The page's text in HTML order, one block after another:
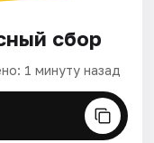
сбор
1 минуту назад